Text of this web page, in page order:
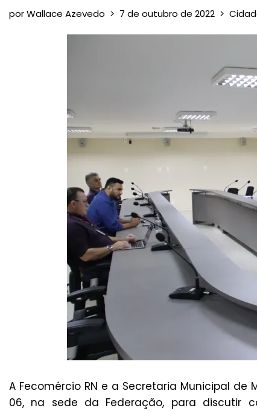
porWallace Azevedo 7 de outubro de 2022
A Fecomércio RN e a Secretaria Municipal
06, na sede da Federação, para discutir